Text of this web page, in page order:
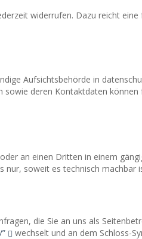
widerrufen. Dazu reicht
Aufsichtsbehörde in
sowie deren Kontaktdaten
an einen Dritten in einem
nur, soweit es technisch machbar
die Sie an uns als
wechselt und an dem Schloss-